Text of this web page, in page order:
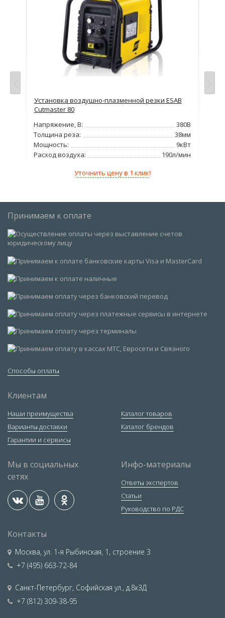
Установка воздушно-плазменной резки ESAB
Cutmaster 80
Напряжение, В:
380В
Толщина реза:
38мм
Мощность:
9кВт
Расход воздуха:
190л/мин
Уточнить цену в 1 клик!
Принимаем к оплате
Способы оплаты
Клиентам
Наши преимущества
Варианты доставки
Гарантии и сервисы
Каталог товаров
Каталог брендов
Мы в социальных
сетях
Инфо-материалы
Ответы экспертов
Статьи
Руководство по РДС
Контакты
Москва, ул. 1-я Рыбинская, 1, строение 3
+7 (495) 663-72-84
Санкт-Петербург, Софийская ул., д.8к3Д
+7 (812) 309-38-95